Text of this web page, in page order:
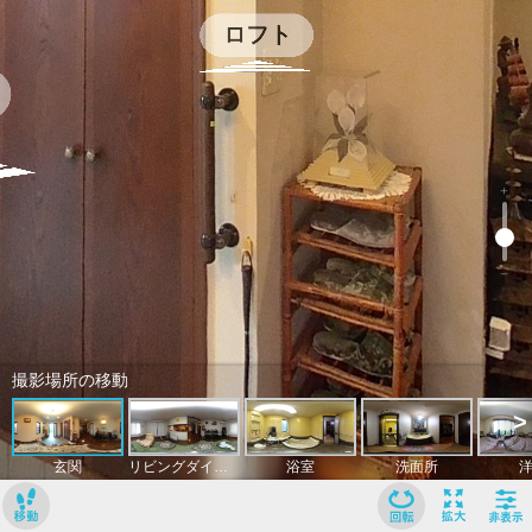
撮影場所の移動
玄関 リビングダイニングキッチン 浴室 洗面所
>
﹢
﹣